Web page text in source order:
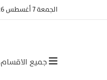
الجمعة 7 أغسطس 2026 م || 22 صفر 1448هـ ||
جميع الاقسام